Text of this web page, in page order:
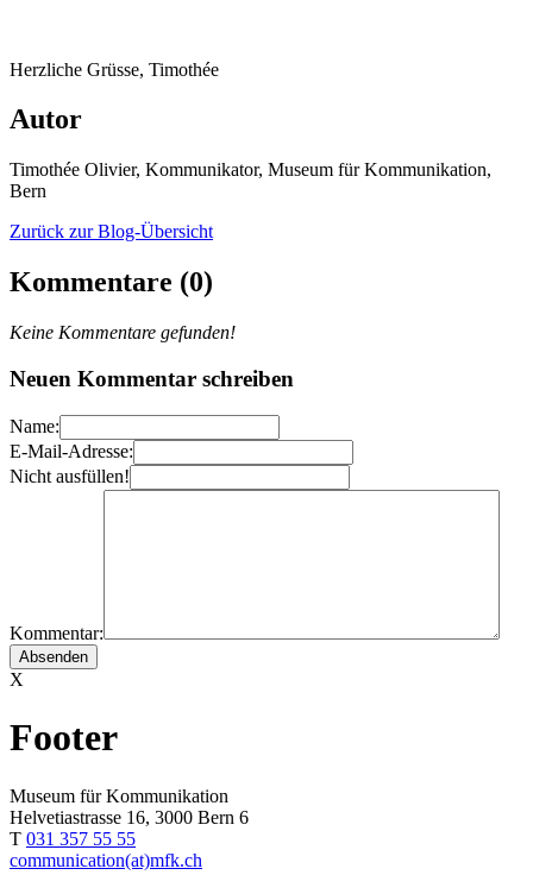
Herzliche Grüsse, Timothée
Autor
Timothée Olivier, Kommunikator, Museum für Kommunikation,
Bern
Zurück zur Blog-Übersicht
Kommentare (0)
Keine Kommentare gefunden!
Neuen Kommentar schreiben
Name:
E-Mail-Adresse:
Nicht ausfüllen!
Kommentar:
X
Footer
Museum für Kommunikation
Helvetiastrasse 16, 3000 Bern 6
T 031 357 55 55
communication(at)mfk.ch